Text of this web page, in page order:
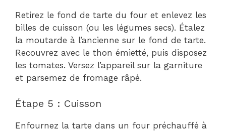
Retirez le fond de tarte du four et enlevez les
billes de cuisson (ou les légumes secs). Étalez
la moutarde à l’ancienne sur le fond de tarte.
Recouvrez avec le thon émietté, puis disposez
les tomates. Versez l’appareil sur la garniture
et parsemez de fromage râpé.
Étape 5 : Cuisson
Enfournez la tarte dans un four préchauffé à